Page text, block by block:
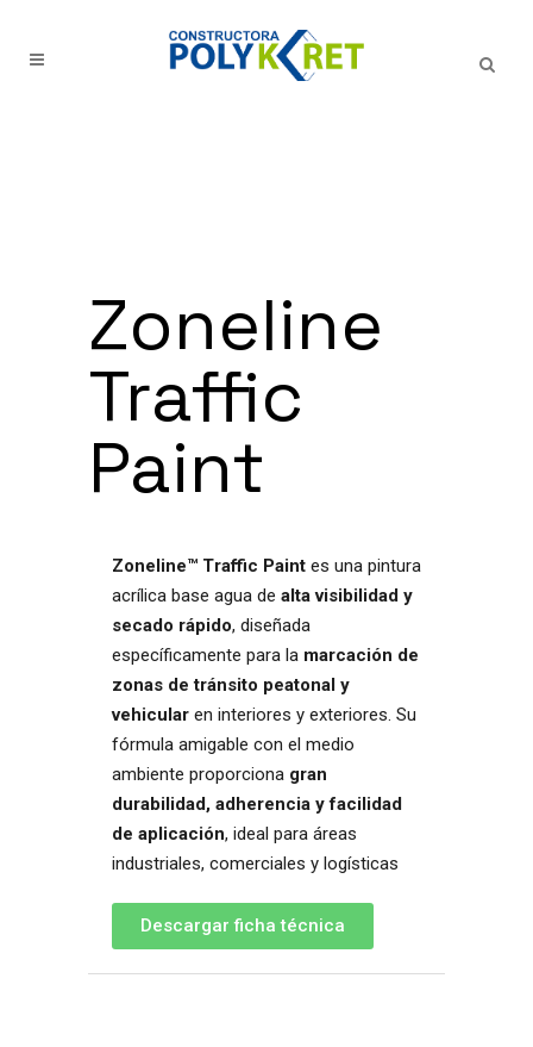
Zoneline
Traffic
Paint
Zoneline™ Traffic Paint es una pintura
acrílica base agua de alta visibilidad y
secado rápido, diseñada
específicamente para la marcación de
zonas de tránsito peatonal y
vehicular en interiores y exteriores. Su
fórmula amigable con el medio
ambiente proporciona gran
durabilidad, adherencia y facilidad
de aplicación, ideal para áreas
industriales, comerciales y logísticas
Descargar ficha técnica